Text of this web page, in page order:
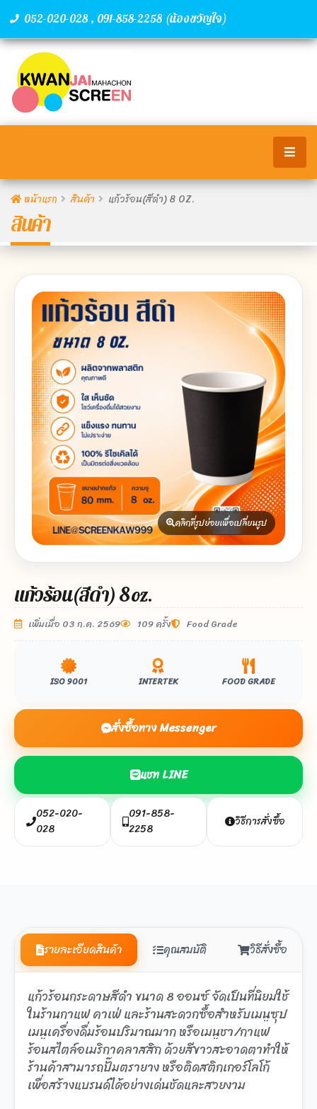
052-020-028 , 091-858-2258 (น้องขวัญใจ)
หน้าแรก สินค้า แก้วร้อน(สีดำ) 8 OZ.
สินค้า
คลิกที่รูปย่อยเพื่อเปลี่ยนรูป
แก้วร้อน(สีดำ) 8 oz.
เพิ่มเมื่อ 03 ก.ค. 2569 109 ครั้ง Food Grade
ISO 9001 INTERTEK FOOD GRADE
สั่งซื้อทาง Messenger
แชท LINE
052-020-
028
091-858-
2258
วิธีการสั่งซื้อ
รายละเอียดสินค้า คุณสมบัติ วิธีสั่งซื้อ
แก้วร้อนกระดาษสีดำ ขนาด 8 ออนซ์ จัดเป็นที่นิยมใช้
ในร้านกาแฟ คาเฟ่ และร้านสะดวกซื้อสำหรับเมนูซุป
เมนูเครื่องดื่มร้อนปริมาณมาก หรือเมนูชา/กาแฟ
ร้อนสไตล์อเมริกาคลาสสิก ด้วยสีขาวสะอาดตาทำให้
ร้านค้าสามารถปั๊มตรายาง หรือติดสติกเกอร์โลโก้
เพื่อสร้างแบรนด์ได้อย่างเด่นชัดและสวยงาม